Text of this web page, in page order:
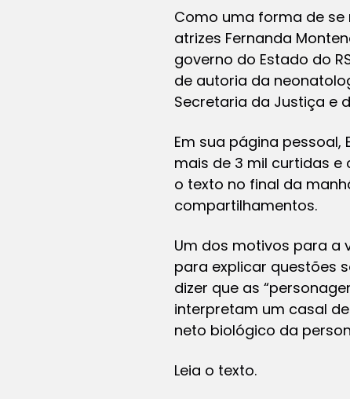
Como uma forma de se
atrizes Fernanda
governo do Estado do
de autoria da
Secretaria da Justiça e
Em sua página
mais de 3 mil curtidas e
o texto no final da
compartilhamentos.
Um dos motivos para a
para explicar questões
dizer que as
interpretam um casal
neto biológico da
Leia o texto.